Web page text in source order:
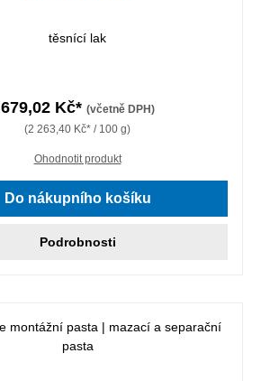
těsnící lak
679,02 Kč* (včetně DPH)
(2 263,40 Kč* / 100 g)
Ohodnotit produkt
Do nákupního košíku
Podrobnosti